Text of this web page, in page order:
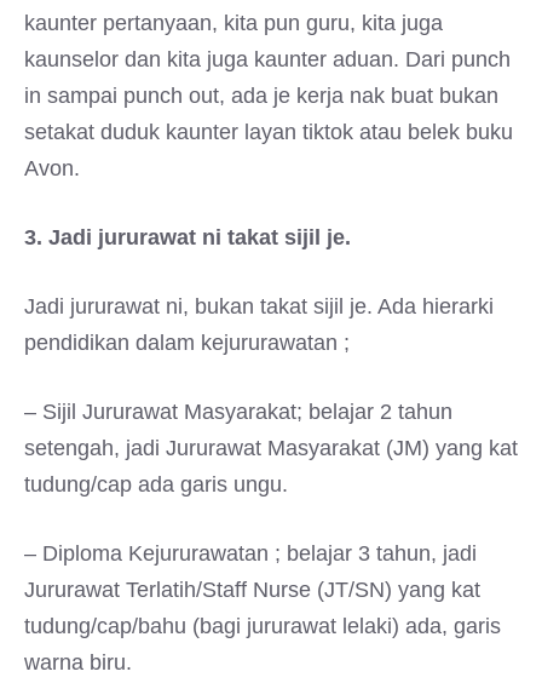
kaunter pertanyaan, kita pun guru, kita juga
kaunselor dan kita juga kaunter aduan. Dari punch
in sampai punch out, ada je kerja nak buat bukan
setakat duduk kaunter layan tiktok atau belek buku
Avon.
3. Jadi jururawat ni takat sijil je.
Jadi jururawat ni, bukan takat sijil je. Ada hierarki
pendidikan dalam kejururawatan ;
– Sijil Jururawat Masyarakat; belajar 2 tahun
setengah, jadi Jururawat Masyarakat (JM) yang kat
tudung/cap ada garis ungu.
– Diploma Kejururawatan ; belajar 3 tahun, jadi
Jururawat Terlatih/Staff Nurse (JT/SN) yang kat
tudung/cap/bahu (bagi jururawat lelaki) ada, garis
warna biru.